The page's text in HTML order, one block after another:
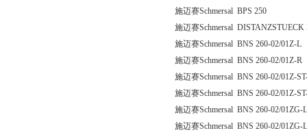
施迈赛Schmersal BPS 250
施迈赛Schmersal DISTANZSTUECK
施迈赛Schmersal BNS 260-02/01Z-L
施迈赛Schmersal BNS 260-02/01Z-R
施迈赛Schmersal BNS 260-02/01Z-
施迈赛Schmersal BNS 260-02/01Z-
施迈赛Schmersal BNS 260-02/01ZG-L
施迈赛Schmersal BNS 260-02/01ZG-